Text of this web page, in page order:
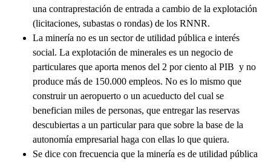
una contraprestación de entrada a cambio de la explotación
(licitaciones, subastas o rondas) de los RNNR.
La minería no es un sector de utilidad pública e interés
social. La explotación de minerales es un negocio de
particulares que aporta menos del 2 por ciento al PIB y no
produce más de 150.000 empleos. No es lo mismo que
construir un aeropuerto o un acueducto del cual se
benefician miles de personas, que entregar las reservas
descubiertas a un particular para que sobre la base de la
autonomía empresarial haga con ellas lo que quiera.
Se dice con frecuencia que la minería es de utilidad pública